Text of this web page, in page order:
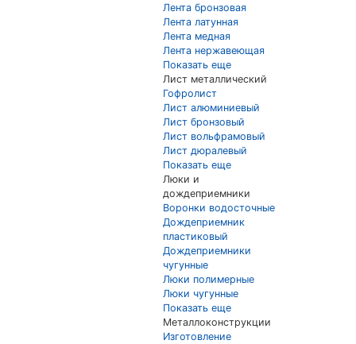
Лента бронзовая
Лента латунная
Лента медная
Лента нержавеющая
Показать еще
Лист металлический
Гофролист
Лист алюминиевый
Лист бронзовый
Лист вольфрамовый
Лист дюралевый
Показать еще
Люки и
дождеприемники
Воронки водосточные
Дождеприемник
пластиковый
Дождеприемники
чугунные
Люки полимерные
Люки чугунные
Показать еще
Металлоконструкции
Изготовление